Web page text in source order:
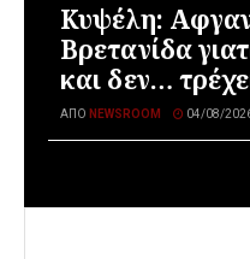
Κυψέλη:
Βρετανίδα
και δεν…
ΑΠΌ NEWSROOM 04/08/